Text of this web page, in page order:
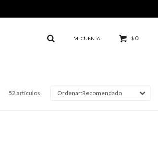
$ 0
52 artículos Recomendado